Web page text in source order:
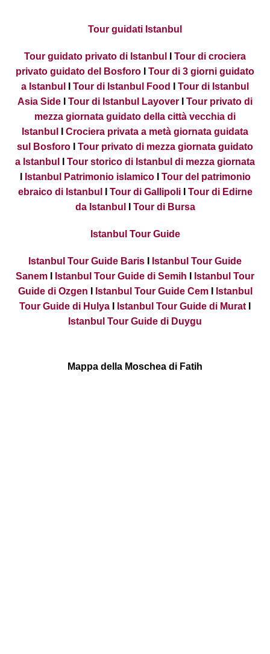
Tour guidati Istanbul
Tour guidato privato di Istanbul
Tour di crociera
privato guidato del Bosforo
Tour di 3 giorni guidato
a Istanbul
Tour di Istanbul Food
Tour di Istanbul
Asia Side
Tour di Istanbul Layover
Tour privato di
mezza giornata guidato della città vecchia di
Istanbul
Crociera privata a metà giornata guidata
sul Bosforo
Tour privato di mezza giornata guidato
a Istanbul
Tour storico di Istanbul di mezza giornata
Istanbul Patrimonio islamicoI Tour del patrimonio
ebraico di Istanbul
Tour di GallipoliI Tour di Edirne
da Istanbul
Tour di Bursa
Istanbul Tour Guide
Istanbul Tour Guide Baris
Istanbul Tour Guide
Sanem
Istanbul Tour Guide di Semih
Istanbul Tour
Guide di Ozgen
Istanbul Tour Guide CemI
Istanbul
Tour Guide di Hulya
Istanbul Tour Guide di Murat
Istanbul Tour Guide di Duygu
Mappa della Moschea di Fatih